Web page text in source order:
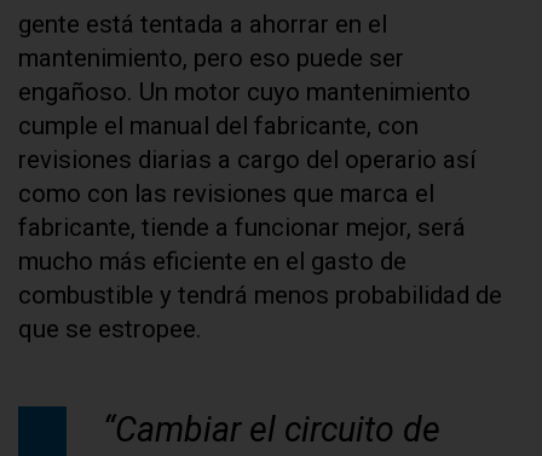
gente está tentada a ahorrar en el
mantenimiento, pero eso puede ser
engañoso. Un motor cuyo mantenimiento
cumple el manual del fabricante, con
revisiones diarias a cargo del operario así
como con las revisiones que marca el
fabricante, tiende a funcionar mejor, será
mucho más eficiente en el gasto de
combustible y tendrá menos probabilidad de
que se estropee.
“Cambiar el circuito de